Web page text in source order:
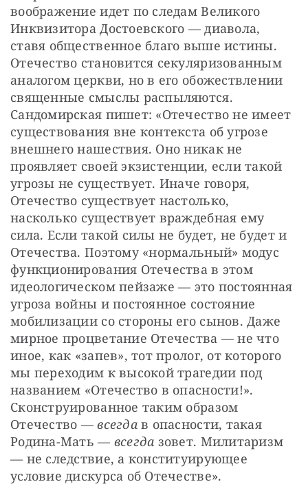
воображение идет по следам Великого
Инквизитора Достоевского — диавола,
ставя общественное благо выше истины.
Отечество становится секуляризованным
аналогом церкви, но в его обожествлении
священные смыслы распыляются.
Сандомирская пишет: «Отечество не имеет
существования вне контекста об угрозе
внешнего нашествия. Оно никак не
проявляет своей экзистенции, если такой
угрозы не существует. Иначе говоря,
Отечество существует настолько,
насколько существует враждебная ему
сила. Если такой силы не будет, не будет и
Отечества. Поэтому «нормальный» модус
функционирования Отечества в этом
идеологическом пейзаже — это постоянная
угроза войны и постоянное состояние
мобилизации со стороны его сынов. Даже
мирное процветание Отечества — не что
иное, как «запев», тот пролог, от которого
мы переходим к высокой трагедии под
названием «Отечество в опасности!».
Сконструированное таким образом
Отечество — всегда в опасности, такая
Родина-Мать — всегда зовет. Милитаризм
— не следствие, а конституирующее
условие дискурса об Отечестве».